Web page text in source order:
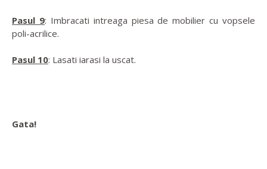
Pasul 9: Imbracati intreaga piesa de mobilier cu vopsele
poli-acrilice.
Pasul 10: Lasati iarasi la uscat.
Gata!